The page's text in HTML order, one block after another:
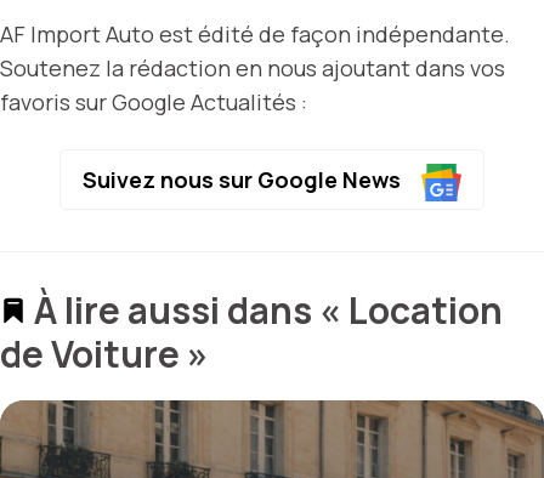
AF Import Auto est édité de façon indépendante.
Soutenez la rédaction en nous ajoutant dans vos
favoris sur Google Actualités :
Suivez nous sur Google News
À lire aussi dans « Location
de Voiture »